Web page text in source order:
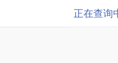
正在查询